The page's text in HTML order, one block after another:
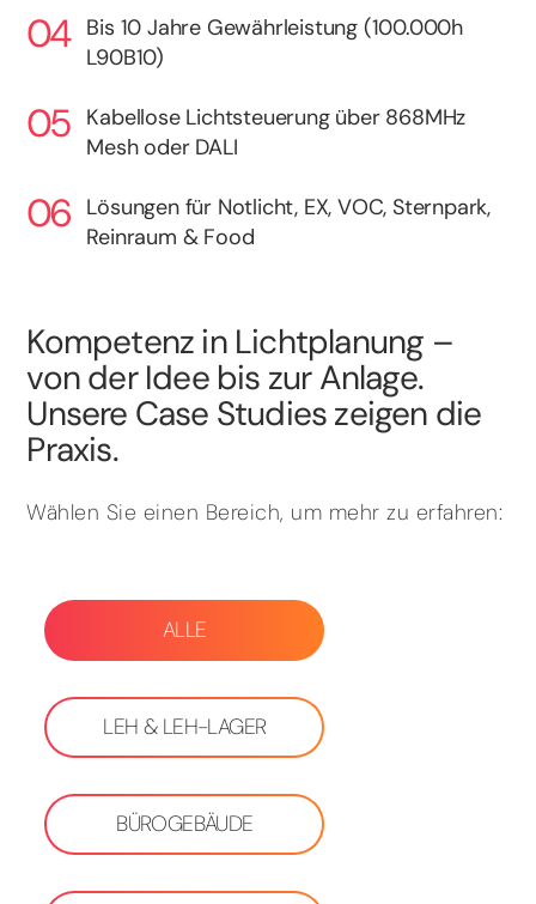
Bis 10 Jahre Gewährleistung (100.000h
L90B10)
Kabellose Lichtsteuerung über 868MHz
Mesh oder DALI
Lösungen für Notlicht, EX, VOC, Sternpark,
Reinraum & Food
Kompetenz in Lichtplanung –
von der Idee bis zur Anlage.
Unsere Case Studies zeigen die
Praxis.
Wählen Sie einen Bereich, um mehr zu erfahren:
ALLE
LEH & LEH-LAGER
BÜROGEBÄUDE